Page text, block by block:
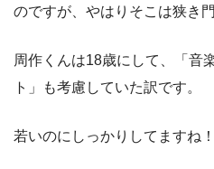
のですが、やはりそこは狭き門
周作くんは18歳にして、「音
ト」も考慮していた訳です。
若いのにしっかりしてますね！